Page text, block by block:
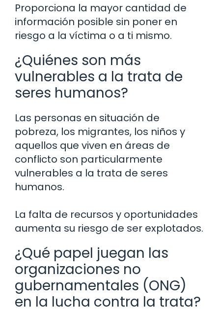
Proporciona la mayor cantidad de
información posible sin poner en
riesgo a la víctima o a ti mismo.
¿Quiénes son más
vulnerables a la trata de
seres humanos?
Las personas en situación de
pobreza, los migrantes, los niños y
aquellos que viven en áreas de
conflicto son particularmente
vulnerables a la trata de seres
humanos.
La falta de recursos y oportunidades
aumenta su riesgo de ser explotados.
¿Qué papel juegan las
organizaciones no
gubernamentales (ONG)
en la lucha contra la trata?